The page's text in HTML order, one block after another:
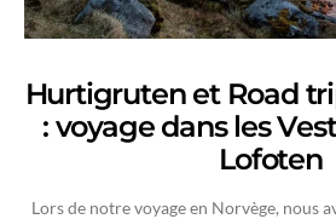
Hurtigruten et Road
: voyage dans les
Lofoten
Lors de notre voyage en Norvège, nous